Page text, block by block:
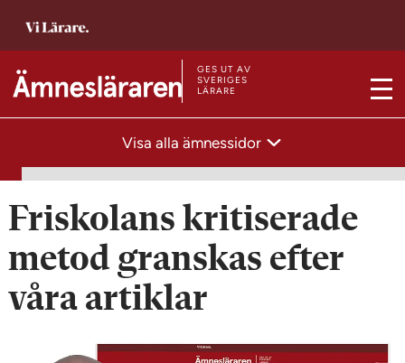
l
s
a
t
s
i
d
n
T
i
s
t
a
r
s
GES UT AV
SVERIGES
LÄRARE
M
Visa alla ämnessidor
Friskolans kritiserade
metod granskas efter
våra artiklar